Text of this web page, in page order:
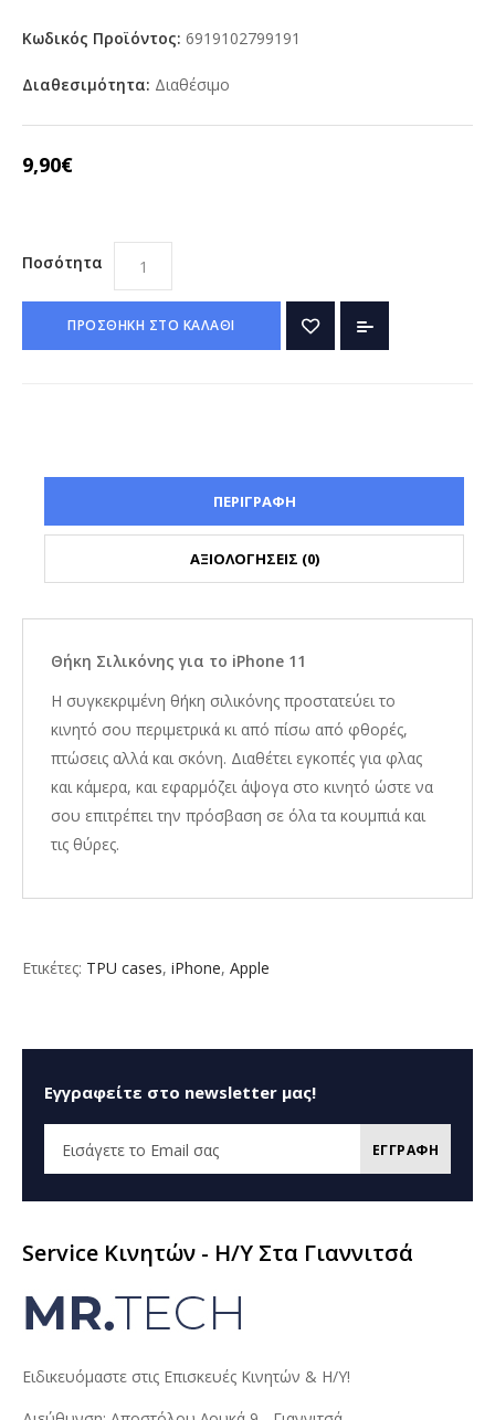
Κωδικός Προϊόντος: 6919102799191
Διαθεσιμότητα: Διαθέσιμο
9,90€
Ποσότητα
ΠΡΟΣΘΗΚΗ ΣΤΟ ΚΑΛΑΘΙ
ΠΕΡΙΓΡΑΦΗ
ΑΞΙΟΛΟΓΗΣΕΙΣ (0)
Θήκη Σιλικόνης για το iPhone 11
Η συγκεκριμένη θήκη σιλικόνης προστατεύει το
κινητό σου περιμετρικά κι από πίσω από φθορές,
πτώσεις αλλά και σκόνη. Διαθέτει εγκοπές για φλας
και κάμερα, και εφαρμόζει άψογα στο κινητό ώστε να
σου επιτρέπει την πρόσβαση σε όλα τα κουμπιά και
τις θύρες.
Ετικέτες: TPU cases, iPhone, Apple
Εγγραφείτε στο newsletter μας!
ΕΓΓΡΑΦΗ
Service Κινητών - H/Y Στα Γιαννιτσά
Ειδικευόμαστε στις Επισκευές Κινητών & Η/Υ!